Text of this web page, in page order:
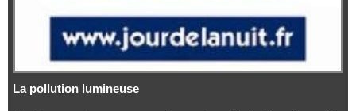
La pollution lumineuse